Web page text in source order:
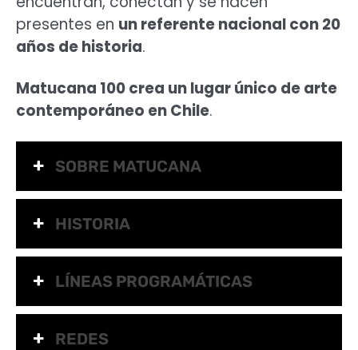
presentes en un referente nacional con 20
años de historia.
Matucana 100 crea un lugar único de arte
contemporáneo en Chile.
SOBRE MATUCANA
HISTORIA
LÍNEAS PROGRAMÁTICAS
REDES